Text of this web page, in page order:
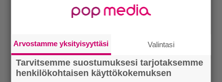
Arvostamme yksityisyyttäsi Valintasi
Tarvitsemme suostumuksesi tarjotaksemme
henkilökohtaisen käyttökokemuksen